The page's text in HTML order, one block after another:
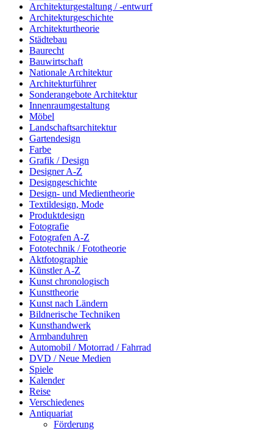
Architekturgestaltung / -entwurf
Architekturgeschichte
Architekturtheorie
Städtebau
Baurecht
Bauwirtschaft
Nationale Architektur
Architekturführer
Sonderangebote Architektur
Innenraumgestaltung
Möbel
Landschaftsarchitektur
Gartendesign
Farbe
Grafik / Design
Designer A-Z
Designgeschichte
Design- und Medientheorie
Textildesign, Mode
Produktdesign
Fotografie
Fotografen A-Z
Fototechnik / Fototheorie
Aktfotographie
Künstler A-Z
Kunst chronologisch
Kunsttheorie
Kunst nach Ländern
Bildnerische Techniken
Kunsthandwerk
Armbanduhren
Automobil / Motorrad / Fahrrad
DVD / Neue Medien
Spiele
Kalender
Reise
Verschiedenes
Antiquariat
Förderung